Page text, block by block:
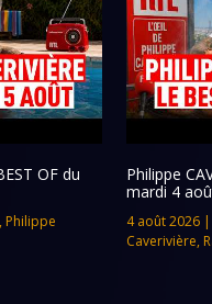
OF du
Philippe
Philippe
mardi 4
4 août 2026|
Caverivière,